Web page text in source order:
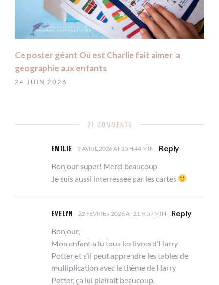
Ce poster géant Où est Charlie fait aimer la
géographie aux enfants
24 JUIN 2026
21 COMMENTS
EMILIE 9 AVRIL 2026 AT 15 H 44 MIN
Reply
Bonjour super! Merci beaucoup
Je suis aussi interressee par les cartes
EVELYN 22 FÉVRIER 2026 AT 21 H 57 MIN
Reply
Bonjour,
Mon enfant a lu tous les livres d’Harry
Potter et s’il peut apprendre les tables de
multiplication avec le thème de Harry
Potter, ça lui plairait beaucoup.